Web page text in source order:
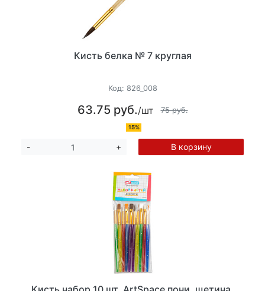
Кисть белка № 7 круглая
Код: 826_008
63.75 руб./шт 75 руб.
15%
- + В корзину